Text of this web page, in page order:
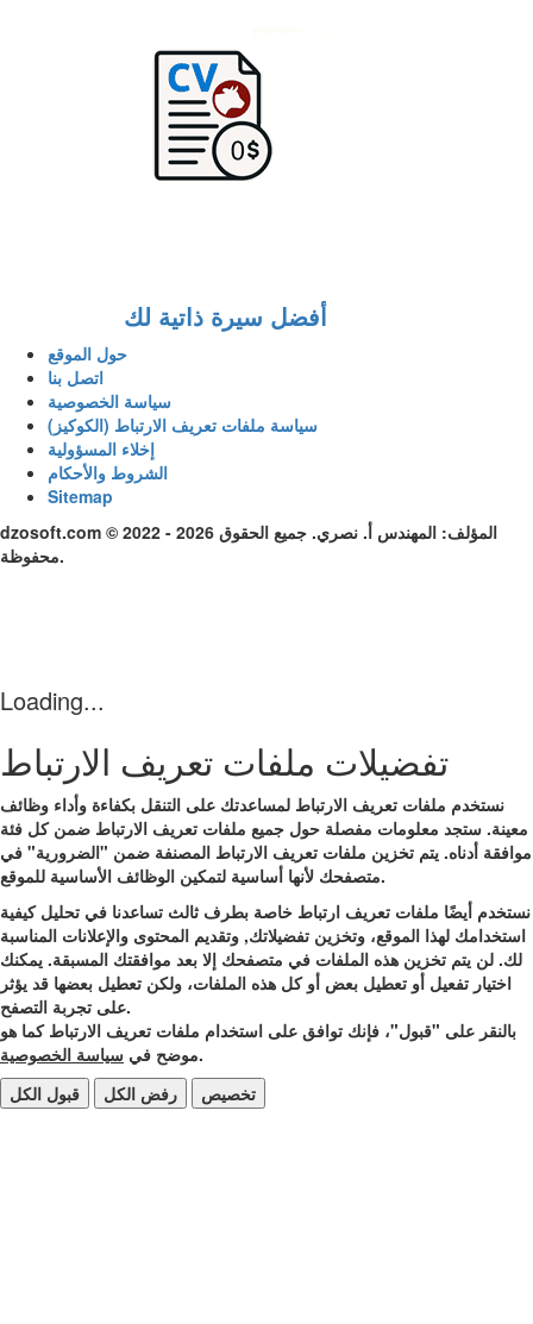
أفضل سيرة ذاتية لك
حول الموقع
اتصل بنا
سياسة الخصوصية
سياسة ملفات تعريف الارتباط (الكوكيز)
إخلاء المسؤولية
الشروط والأحكام
Sitemap
dzosoft.com © 2022 - 2026 المؤلف: المهندس أ. نصري. جميع الحقوق
محفوظة.
Loading...
تفضيلات ملفات تعريف الارتباط
نستخدم ملفات تعريف الارتباط لمساعدتك على التنقل بكفاءة وأداء وظائف
معينة. ستجد معلومات مفصلة حول جميع ملفات تعريف الارتباط ضمن كل فئة
موافقة أدناه. يتم تخزين ملفات تعريف الارتباط المصنفة ضمن "الضرورية" في
متصفحك لأنها أساسية لتمكين الوظائف الأساسية للموقع.
نستخدم أيضًا ملفات تعريف ارتباط خاصة بطرف ثالث تساعدنا في تحليل كيفية
استخدامك لهذا الموقع، وتخزين تفضيلاتك, وتقديم المحتوى والإعلانات المناسبة
لك. لن يتم تخزين هذه الملفات في متصفحك إلا بعد موافقتك المسبقة. يمكنك
اختيار تفعيل أو تعطيل بعض أو كل هذه الملفات، ولكن تعطيل بعضها قد يؤثر
على تجربة التصفح.
بالنقر على "قبول"، فإنك توافق على استخدام ملفات تعريف الارتباط كما هو
موضح في سياسة الخصوصية
.
قبول الكل
رفض الكل تخصيص